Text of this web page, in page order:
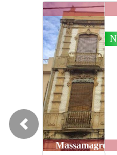
3857-
Novedad
Previous